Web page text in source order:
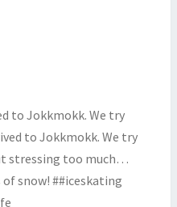
to Jokkmokk. We try